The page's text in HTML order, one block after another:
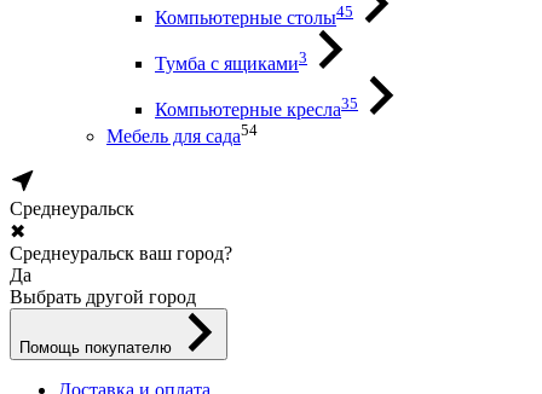
Компьютерные столы45
Тумба с ящиками3
Компьютерные кресла35
Мебель для сада54
Среднеуральск
✖
Среднеуральск ваш город?
Да
Выбрать другой город
Помощь покупателю
Доставка и оплата